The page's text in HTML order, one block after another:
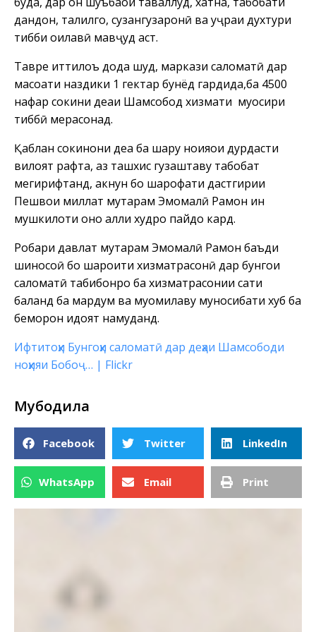
дандон, таҳлилгоҳ, сузангузаронӣ ва ҳуҷраи духтури
тибби оилавӣ мавҷуд аст.
Тавре иттилоъ дода шуд, маркази саломатӣ дар
масоҳати наздики 1 гектар бунёд гардида,ба 4500
нафар сокини деҳаи Шамсобод хизмати муосири
тиббӣ мерасонад.
Қаблан сокинони деҳа ба шаҳру ноҳияҳои дурдасти
вилоят рафта, аз ташхис гузаштаву табобат
мегирифтанд, акнун бо шарофати дастгирии
Пешвои миллат муҳтарам Эмомалӣ Раҳмон ин
мушкилоти онҳо ҳалли худро пайдо кард.
Роҳбари давлат муҳтарам Эмомалӣ Раҳмон баъди
шиносоӣ бо шароити хизматрасонӣ дар бунгоҳи
саломатӣ табибонро ба хизматрасонии сатҳи
баланд ба мардум ва муомилаву муносибати хуб ба
беморон ҳидоят намуданд.
Ифтитоҳи Бунгоҳи саломатӣ дар деҳаи Шамсободи
ноҳияи Бобоҷ… | Flickr
Мубодила
Facebook Twitter LinkedIn
WhatsApp Email Print